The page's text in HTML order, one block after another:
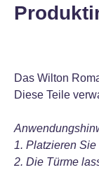
Das Wilton
Diese Teile
1. Platzieren
2. Die Türme